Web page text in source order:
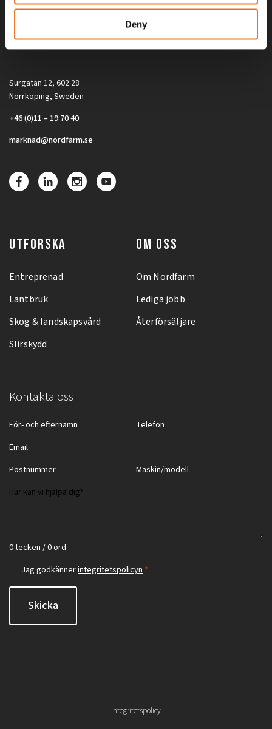
Deny
Alla priser på tillbehör och tillval gäller vid köp av ny maskin. Priserna
gäller inte vid köp av enskild produkt, till exempel
Surgatan 12, 602 28
Norrköping, Sweden
+46 (0)11 – 19 70 40
marknad@nordfarm.se
UTFORSKA
Entreprenad
Lantbruk
Skog & landskapsvård
Slirskydd
OM OSS
Om Nordfarm
Lediga jobb
Återförsäljare
Kontakta oss
0 tecken / 0 ord
Jag godkännerintegritetspolicyn *
Skicka
Integritetspolicy